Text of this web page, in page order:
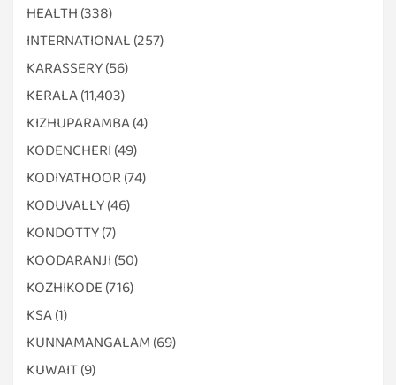
HEALTH (338)
INTERNATIONAL (257)
KARASSERY(56)
KERALA(11,403)
KIZHUPARAMBA(4)
KODENCHERI (49)
KODIYATHOOR (74)
KODUVALLY(46)
KONDOTTY(7)
KOODARANJI (50)
KOZHIKODE (716)
KSA(1)
KUNNAMANGALAM (69)
KUWAIT(9)